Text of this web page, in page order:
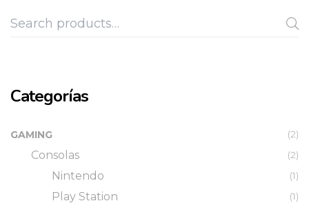
Categorías
GAMING (2)
Consolas (2)
Nintendo (1)
Play Station
(1)